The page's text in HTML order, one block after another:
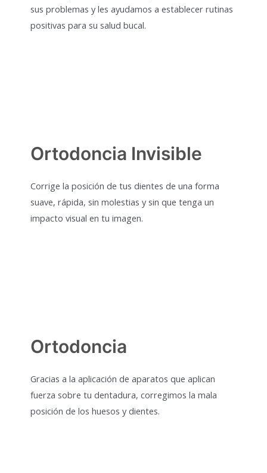
sus problemas y les ayudamos a establecer rutinas
positivas para su salud bucal.
Ortodoncia Invisible
Corrige la posición de tus dientes de una forma
suave, rápida, sin molestias y sin que tenga un
impacto visual en tu imagen.
Ortodoncia
Gracias a la aplicación de aparatos que aplican
fuerza sobre tu dentadura, corregimos la mala
posición de los huesos y dientes.